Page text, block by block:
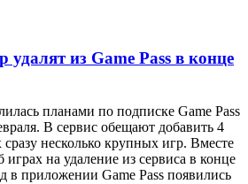
из Game Pass в конце
планами по подписке Game Pass
В сервис обещают добавить 4
несколько крупных игр. Вместе
играх на удаление из сервиса в конце
в приложении Game Pass появились